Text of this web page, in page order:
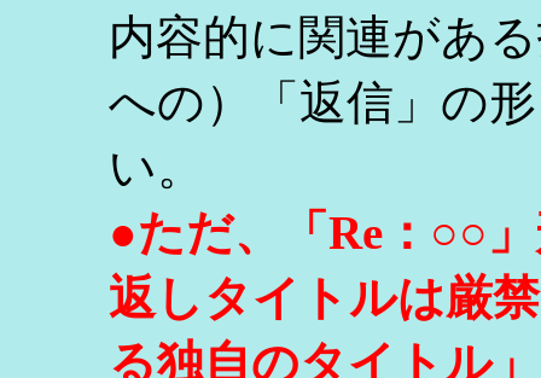
内容的に関連があ
への）「返信」の
い。
●ただ、「Re：○○
返しタイトルは厳
る独自のタイトル